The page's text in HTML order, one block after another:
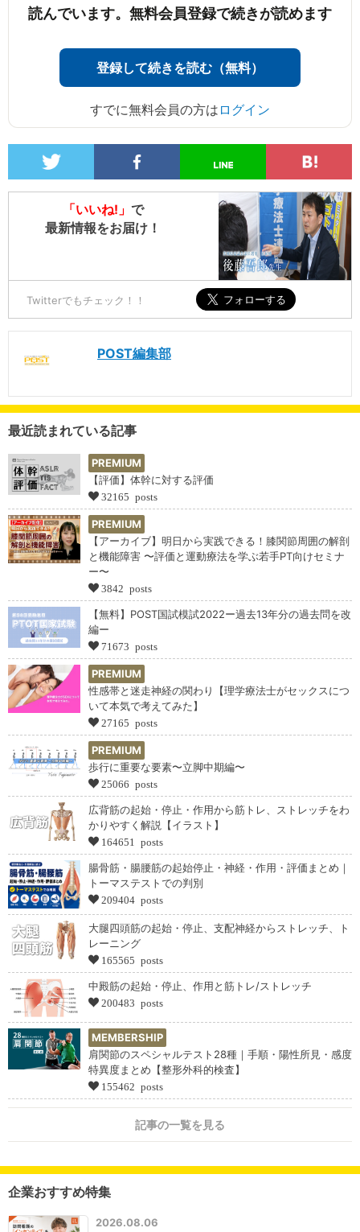
読んでいます。無料会員登録で続きが読めます
登録して続きを読む（無料）
すでに無料会員の方は ログイン
「いいね!」 で
最新情報をお届け！
Twitterでもチェック！！
POST編集部
最近読まれている記事
PREMIUM
【評価】体幹に対する評価
32165 posts
PREMIUM
【アーカイブ】明日から実践できる！膝関節周囲の解剖
と機能障害 〜評価と運動療法を学ぶ若手PT向けセミナ
ー〜
3842 posts
【無料】POST国試模試2022ー過去13年分の過去問を改
編ー
71673 posts
PREMIUM
性感帯と迷走神経の関わり【理学療法士がセックスにつ
いて本気で考えてみた】
27165 posts
PREMIUM
歩行に重要な要素〜立脚中期編〜
25066 posts
広背筋の起始・停止・作用から筋トレ、ストレッチをわ
かりやすく解説【イラスト】
164651 posts
腸骨筋・腸腰筋の起始停止・神経・作用・評価まとめ｜
トーマステストでの判別
209404 posts
大腿四頭筋の起始・停止、支配神経からストレッチ、ト
レーニング
165565 posts
中殿筋の起始・停止、作用と筋トレ/ストレッチ
200483 posts
MEMBERSHIP
肩関節のスペシャルテスト28種｜手順・陽性所見・感度
特異度まとめ【整形外科的検査】
155462 posts
記事の一覧を見る
企業おすすめ特集
2026.08.06